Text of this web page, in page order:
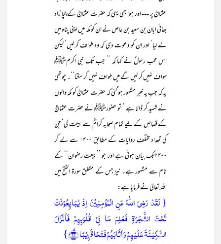
عثمانؓ پر --- اور ہوا بھی یہی کہ حضرت عثمانؓ کے چچا زاد
بھائی ابان بن سعید بن عاص نے ان کو مکہ میں اپنی پناہ میں
لے لیا‘ اور ان کو دعوت دی کہ وہ طواف کر لیں‘ لیکن
اس محب رسولؐ نے کہا کہ ’’ـ جب تک نبی اکرمﷺ
طواف نہیں کر لیں گے میں طواف نہیں کر سکتا‘‘۔ چوتھی
یہ کہ جب یہ خبر مشہور ہو گئی کہ حضرت عثمانؓ کو مکہ والوں
نے شہید کر ڈالا ہے ‘ تو حضورﷺ نے حضرت عثمانؓ
کے قصاص کے لیے تمام صحابہ کرامؓ سے بیعت لی‘ جن
کی تعداد مختلف روایات کے مطابق ۱۴۰۰ سے لے کر
۲۴۰۰تک بیان ہوئی ہے اور جو ’’بیعت رضوان‘‘ کے
نام سے مشہور ہے۔ نیز جس کے متعلق سورۃ الفتح میں
اللہ تعالیٰ نے فرمایا ہے:
{ لَقَدۡ رَضِیَ اللّٰہُ عَنِ الۡمُؤۡمِنِیۡنَ اِذۡ یُبَایِعُوۡنَکَ
تَحۡتَ الشَّجَرَۃِ فَعَلِمَ مَا فِیۡ قُلُوۡبِہِمۡ فَاَنۡزَلَ
السَّکِیۡنَۃَ عَلَیۡہِمۡ وَ اَثَابَہُمۡ فَتۡحًا قَرِیۡبًا ﴿ۙ۱۸﴾}